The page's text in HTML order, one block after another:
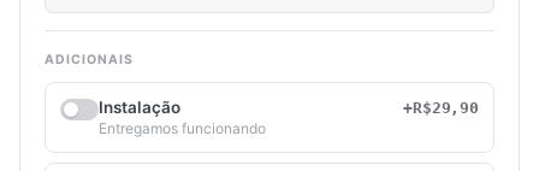
ADICIONAIS
Instalação
+R$29,90
Entregamos funcionando